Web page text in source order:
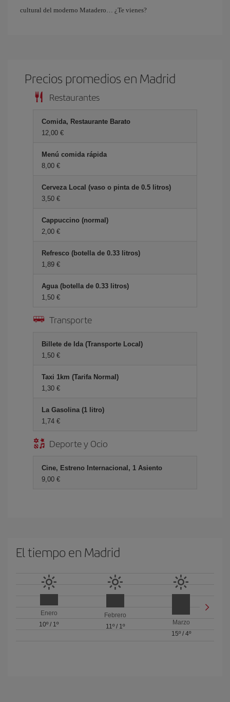
cultural del moderno Matadero… ¿Te vienes?
Precios promedios en Madrid
Restaurantes
Comida, Restaurante Barato
12,00 €
Menú comida rápida
8,00 €
Cerveza Local (vaso o pinta de 0.5 litros)
3,50 €
Cappuccino (normal)
2,00 €
Refresco (botella de 0.33 litros)
1,89 €
Agua (botella de 0.33 litros)
1,50 €
Transporte
Billete de Ida (Transporte Local)
1,50 €
Taxi 1km (Tarifa Normal)
1,30 €
La Gasolina (1 litro)
1,74 €
Deporte y Ocio
Cine, Estreno Internacional, 1 Asiento
9,00 €
El tiempo en Madrid
Enero
10º / 1º
Febrero
11º/ 1º
Marzo
15º/ 4º